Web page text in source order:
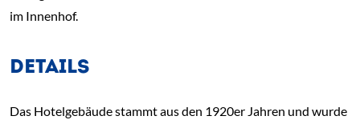
im Innenhof.
DETAILS
Das Hotelgebäude stammt aus den 1920er Jahren und wurde